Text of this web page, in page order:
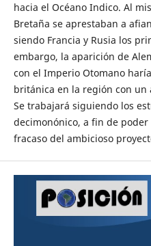
hacia el Océano Indico. Al
Bretaña se aprestaban a
siendo Francia y Rusia los
embargo, la aparición de
con el Imperio Otomano
británica en la región con un
Se trabajará siguiendo los
decimonónico, a fin de
fracaso del ambicioso